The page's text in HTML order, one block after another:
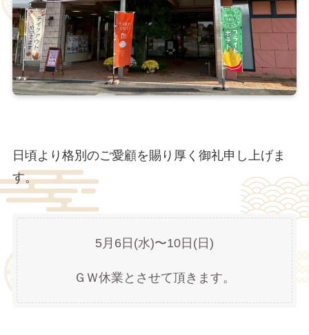
日頃より格別のご愛顧を賜り厚く御礼申し上げま
す。
5月6日(水)〜10日(日)
ＧＷ休業とさせて頂きます。